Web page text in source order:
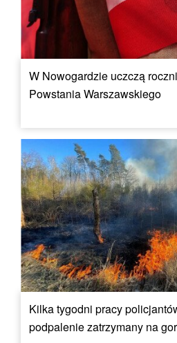
W Nowogardzie uczczą
Powstania Warszawskiego
Kilka tygodni pracy
podpalenie zatrzymany na